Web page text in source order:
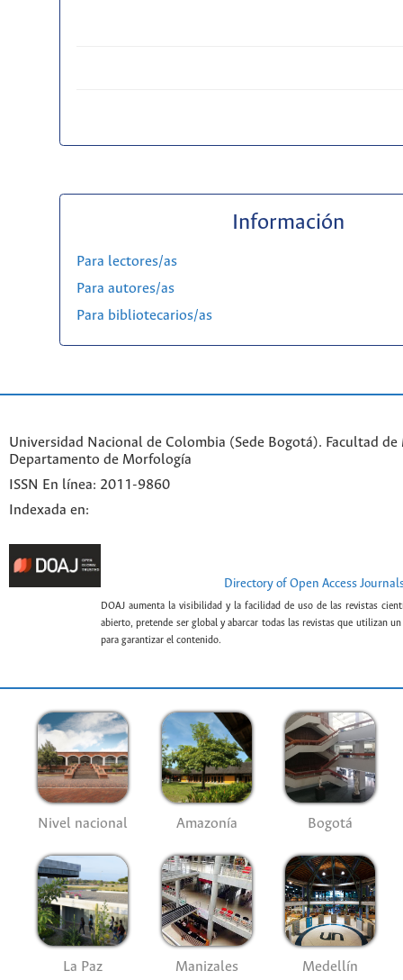
Información
Para lectores/as
Para autores/as
Para bibliotecarios/as
Universidad Nacional de Colombia (Sede Bogotá). Facultad de
Departamento de Morfología
ISSN En línea: 2011-9860
Indexada en:
Directory of Open Access
DOAJ aumenta la visibilidad y la facilidad de uso de las revistas
abierto, pretende ser global y abarcar todas las revistas que utilizan
para garantizar el contenido.
Nivel nacional Amazonía Bogotá
La Paz Manizales Medellín